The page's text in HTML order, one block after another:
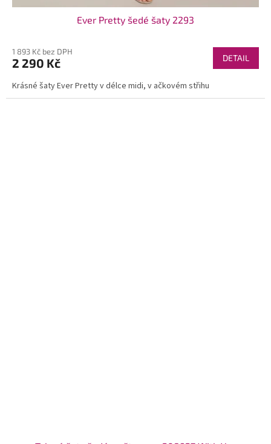
Ever Pretty šedé šaty 2293
1 893 Kč bez DPH
2 290 Kč DETAIL
Krásné šaty Ever Pretty v délce midi, v ačkovém střihu